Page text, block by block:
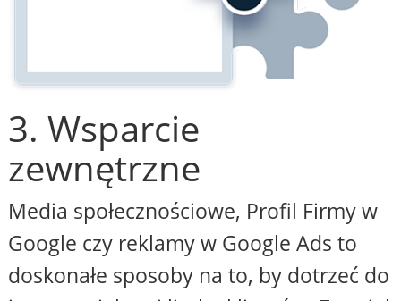
3. Wsparcie
zewnętrzne
Media społecznościowe, Profil Firmy w
Google czy reklamy w Google Ads to
doskonałe sposoby na to, by dotrzeć do